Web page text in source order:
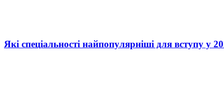
Які спеціальності найпопулярніші для вступу у